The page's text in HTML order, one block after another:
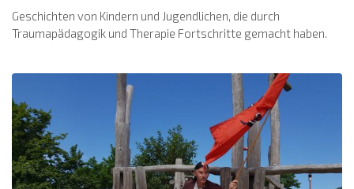
Geschichten von Kindern und Jugendlichen, die durch
Traumapädagogik und Therapie Fortschritte gemacht haben.